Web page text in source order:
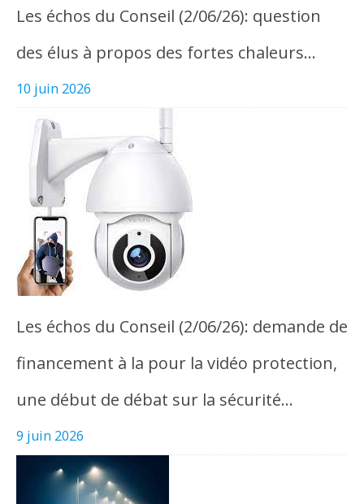
Les échos du Conseil (2/06/26): question
des élus à propos des fortes chaleurs…
10 juin 2026
Les échos du Conseil (2/06/26): demande de
financement à la pour la vidéo protection,
une début de débat sur la sécurité…
9 juin 2026